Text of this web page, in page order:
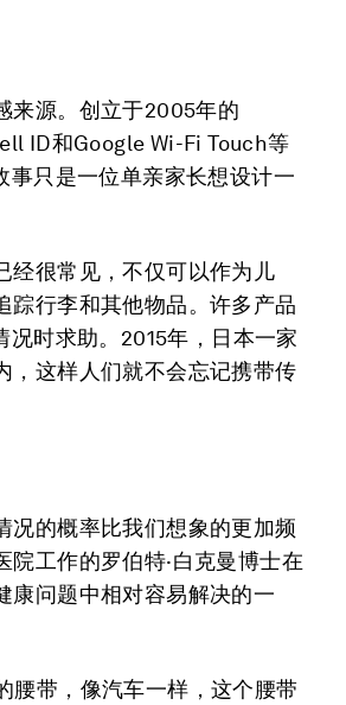
来源。创立于2005年的
ID和Google Wi-Fi Touch等
事只是一位单亲家长想设计一
经很常见，不仅可以作为儿
踪行李和其他物品。许多产品
况时求助。2015年，日本一家
，这样人们就不会忘记携带传
况的概率比我们想象的更加频
工作的罗伯特·白克曼博士在
康问题中相对容易解决的一
带，像汽车一样，这个腰带